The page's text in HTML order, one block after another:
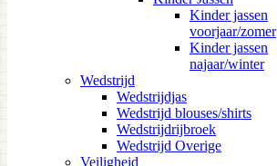
Kinder jassen
voorjaar/zomer
Kinder jassen
najaar/winter
Wedstrijd
Wedstrijdjas
Wedstrijd blouses/shirts
Wedstrijdrijbroek
Wedstrijd Overige
Veiligheid